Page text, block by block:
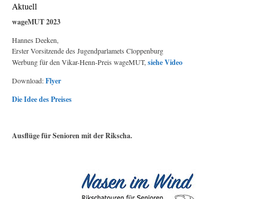
Aktuell
wageMUT 2023
Hannes Deeken,
Erster Vorsitzende des Jugendparlamets Cloppenburg
Werbung für den Vikar-Henn-Preis wageMUT, siehe Video
Download:Flyer
Die Idee des Preises
Ausflüge für Senioren mit der Rikscha.